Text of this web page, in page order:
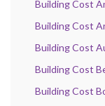
Building Cost
Building Cost
Building Cost
Building Cost
Building Cost